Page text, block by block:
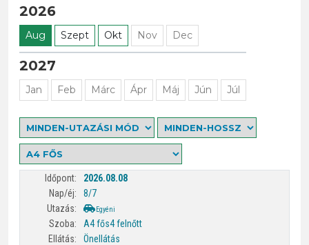
2026
Aug Szept Okt Nov Dec
2027
Jan Feb Márc Ápr Máj Jún Júl
2026.08.08
8/7
Egyéni
A4 fős4 felnőtt
Önellátás